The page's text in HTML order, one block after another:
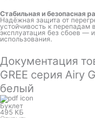
Стабильная и безопасная
Надёжная защита от
устойчивость к перепадам
эксплуатация без сбоев —
использования.
Документация
GREE серия Airy
белый
Буклет
495 КБ